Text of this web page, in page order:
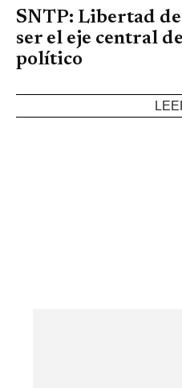
SNTP: Libertad
ser el eje central
político